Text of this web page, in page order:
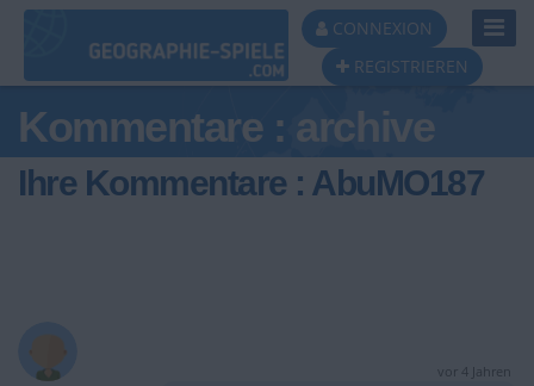
CONNEXION
REGISTRIEREN
Kommentare : archive
Ihre Kommentare : AbuMO187
vor 4 Jahren